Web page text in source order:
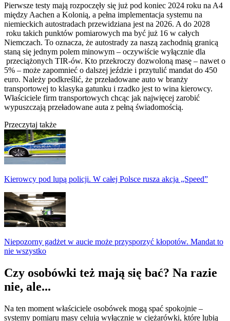
Pierwsze testy mają rozpoczęły się już pod koniec 2024 roku na A4
między Aachen a Kolonią, a pełna implementacja systemu na
niemieckich autostradach przewidziana jest na 2026. A do 2028
roku takich punktów pomiarowych ma być już 16 w całych
Niemczach. To oznacza, że autostrady za naszą zachodnią granicą
staną się jednym polem minowym – oczywiście wyłącznie dla
przeciążonych TIR-ów. Kto przekroczy dozwoloną masę – nawet o
5% – może zapomnieć o dalszej jeździe i przytulić mandat do 450
euro. Należy podkreślić, że przeładowane auto w branży
transportowej to klasyka gatunku i rzadko jest to wina kierowcy.
Właściciele firm transportowych chcąc jak najwięcej zarobić
wypuszczają przeładowane auta z pełną świadomością.
Przeczytaj także
Kierowcy pod lupą policji. W całej Polsce rusza akcja „Speed”
Niepozorny gadżet w aucie może przysporzyć kłopotów. Mandat to
nie wszystko
Czy osobówki też mają się bać? Na razie
nie, ale...
Na ten moment właściciele osobówek mogą spać spokojnie –
systemy pomiaru masy celują wyłącznie w ciężarówki, które lubią